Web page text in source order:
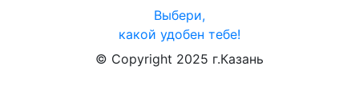
Выбери,
какой удобен тебе!
© Copyright 2025 г.Казань